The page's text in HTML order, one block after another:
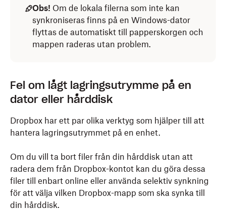
Obs! Om de lokala filerna som inte kan
synkroniseras finns på en Windows-dator
flyttas de automatiskt till papperskorgen och
mappen raderas utan problem.
Fel om lågt lagringsutrymme på en
dator eller hårddisk
Dropbox har ett par olika verktyg som hjälper till att
hantera lagringsutrymmet på en enhet.
Om du vill ta bort filer från din hårddisk utan att
radera dem från Dropbox-kontot kan du göra dessa
filer till enbart online eller använda selektiv synkning
för att välja vilken Dropbox-mapp som ska synka till
din hårddisk.